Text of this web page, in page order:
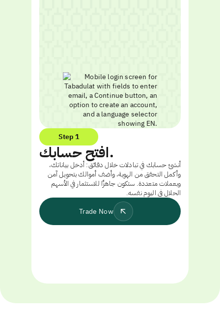
Step 1
افتح حسابك.
أنشئ حسابك في تبادلات خلال دقائق: أدخل بياناتك،
وأكمل التحقق من الهوية، وأضف أموالك بتحويل آمن
وبعملات متعددة. ستكون جاهزًا للاستثمار في الأسهم
الحلال في اليوم نفسه.
Trade Now